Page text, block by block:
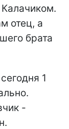
отец, а
брата
1
-